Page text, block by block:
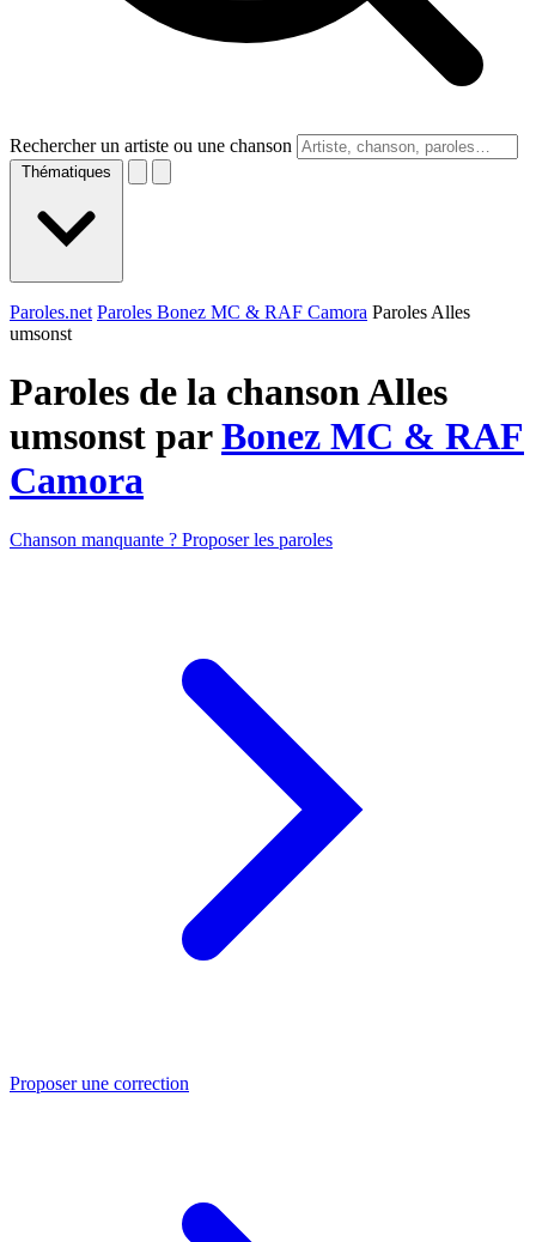
Rechercher un artiste ou une chanson
Thématiques
Paroles.net Paroles Bonez MC & RAF Camora Paroles Alles
umsonst
Paroles de la chanson Alles
umsonst parBonez MC & RAF
Camora
Chanson manquante ? Proposer les paroles
Proposer une correction